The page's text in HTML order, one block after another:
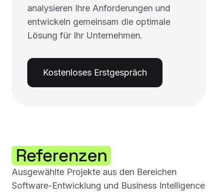
analysieren Ihre Anforderungen und
entwickeln gemeinsam die optimale
Lösung für Ihr Unternehmen.
Kostenloses Erstgespräch
Referenzen
Ausgewählte Projekte aus den Bereichen
Software-Entwicklung und Business Intelligence